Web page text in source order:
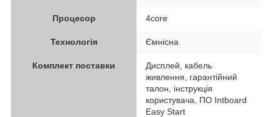
Процесор 4core
Технологія Ємнісна
Комплект поставки
Дисплей, кабель
живлення, гарантійний
талон, інструкція
користувача, ПО Intboard
Easy Start